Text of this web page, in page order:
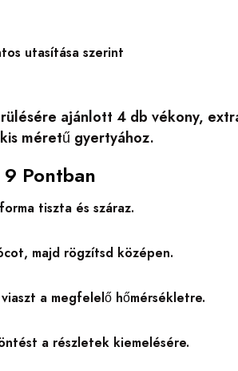
utasítása szerint
ajánlott 4 db vékony,
méretű gyertyához.
Pontban
tiszta és száraz.
majd rögzítsd középen.
a megfelelő hőmérsékletre.
a részletek kiemelésére.